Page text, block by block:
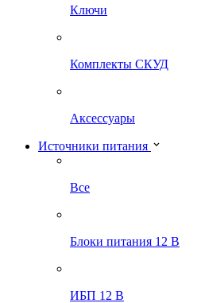
Ключи
Комплекты СКУД
Аксессуары
Источники питания
Все
Блоки питания 12 В
ИБП 12 В